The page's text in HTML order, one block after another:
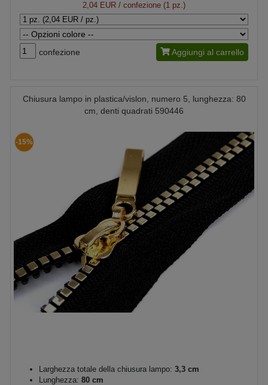
2,04 EUR / confezione (1 pz.)
confezione Aggiungi al carrello
Chiusura lampo in plastica/vislon, numero 5, lunghezza: 80
cm, denti quadrati 590446
-15%
Larghezza totale della chiusura lampo: 3,3 cm
Lunghezza: 80 cm